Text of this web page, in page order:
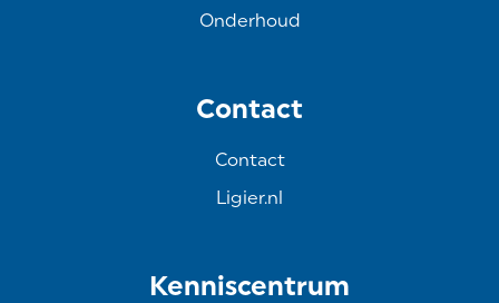
Onderhoud
Contact
Contact
Ligier.nl
Kenniscentrum